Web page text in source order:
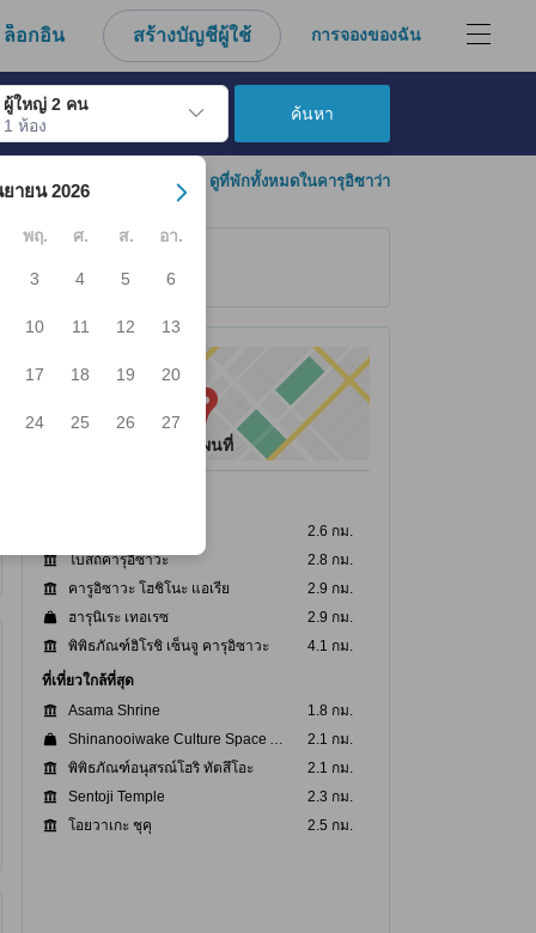
ล็อกอิน สร้างบัญชีผู้ใช้ การจองของฉัน
ผู้ใหญ่ 2 คน
1 ห้อง
อไปถึงวันเช็คอินที่ต้องการ ให้กดปุ่ม Enter เพื่อเลือกวันเช็คอินดังกล่า
ายน 2026
พฤ. ศ. ส. อา.
3 4 5 6
10 11 12 13
17 18 19 20
24 25 26 27
ค้นหา
ดูที่พักทั้งหมดในคารุอิซาว่า
ดูแผนที่
2.6 กม.
โบสถ์คารุอิซาวะ
2.8 กม.
คารูอิซาวะ โฮชิโนะ แอเรีย
2.9 กม.
ฮารุนิเระ เทอเรซ
2.9 กม.
พิพิธภัณฑ์ฮิโรชิ เซ็นจู คารุอิซาวะ
4.1 กม.
ที่เที่ยวใกล้ที่สุด
Asama Shrine
1.8 กม.
Shinanooiwake Culture Space Aburaya
2.1 กม.
พิพิธภัณฑ์อนุสรณ์โฮริ ทัตสึโอะ
2.1 กม.
Sentoji Temple
2.3 กม.
โอยวาเกะ ชุคุ
2.5 กม.